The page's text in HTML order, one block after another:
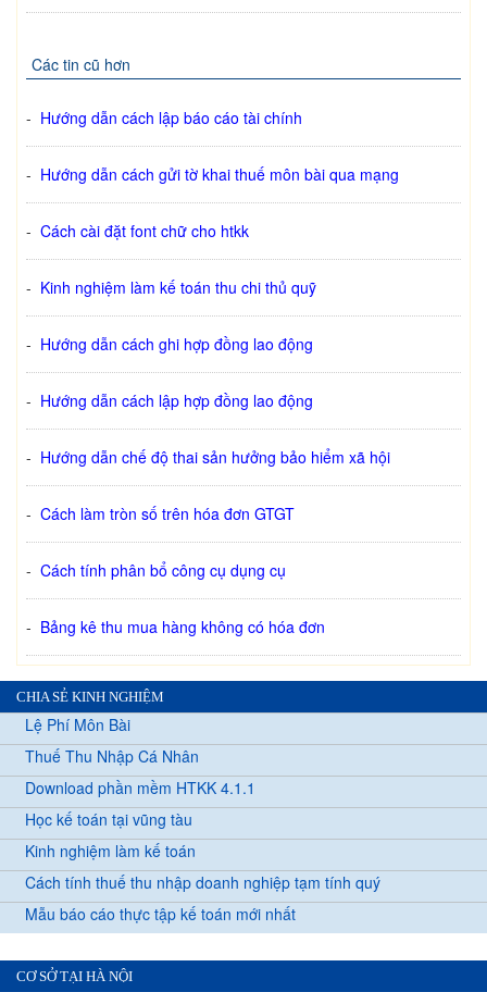
Các tin cũ hơn
- Hướng dẫn cách lập báo cáo tài chính
- Hướng dẫn cách gửi tờ khai thuế môn bài qua mạng
- Cách cài đặt font chữ cho htkk
- Kinh nghiệm làm kế toán thu chi thủ quỹ
- Hướng dẫn cách ghi hợp đồng lao động
- Hướng dẫn cách lập hợp đồng lao động
- Hướng dẫn chế độ thai sản hưởng bảo hiểm xã hội
- Cách làm tròn số trên hóa đơn GTGT
- Cách tính phân bổ công cụ dụng cụ
- Bảng kê thu mua hàng không có hóa đơn
CHIA SẺ KINH NGHIỆM
Lệ Phí Môn Bài
Thuế Thu Nhập Cá Nhân
Download phần mềm HTKK 4.1.1
Học kế toán tại vũng tàu
Kinh nghiệm làm kế toán
Cách tính thuế thu nhập doanh nghiệp tạm tính quý
Mẫu báo cáo thực tập kế toán mới nhất
CƠ SỞ TẠI HÀ NỘI